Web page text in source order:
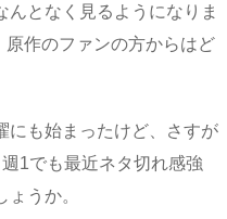
んとなく見るようになりま
作のファンの方からはど
にも始まったけど、さすが
1でも最近ネタ切れ感強
うか。